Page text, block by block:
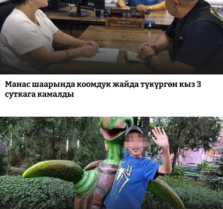
Манас шаарында коомдук жайда түкүргөн кыз 3
суткага камалды